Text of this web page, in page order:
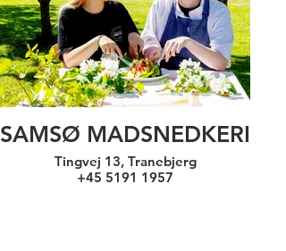
SAMSØ MADSNEDKERI
Tingvej 13, Tranebjerg
+45 5191 1957